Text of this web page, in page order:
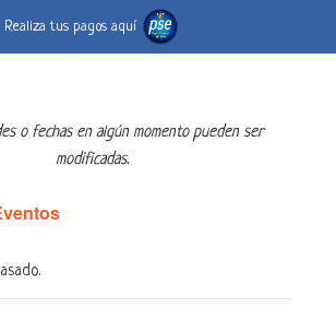
Realiza tus pagos aquí
o fechas en algún momento pueden ser
modificadas.